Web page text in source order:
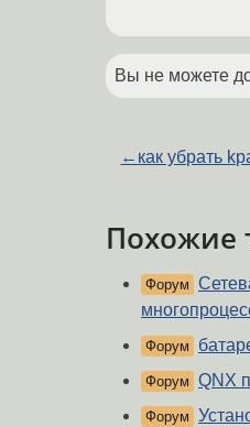
Вы не можете
← как убрать
Похожие
Форум
Форум
Форум QNX
Форум